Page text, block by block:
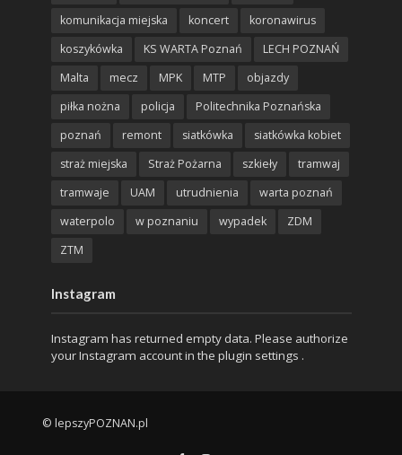
komunikacja miejska
koncert
koronawirus
koszykówka
KS WARTA Poznań
LECH POZNAŃ
Malta
mecz MPK MTP
objazdy
piłka nożna
policja
Politechnika Poznańska
poznań
remont siatkówka
siatkówka kobiet
straż miejska
Straż Pożarna szkieły
tramwaj
tramwaje
UAM utrudnienia
warta poznań
waterpolo
w poznaniu wypadek
ZDM
ZTM
Instagram
Instagram has returned empty data. Please authorize
your Instagram account in the plugin settings .
© lepszyPOZNAN.pl